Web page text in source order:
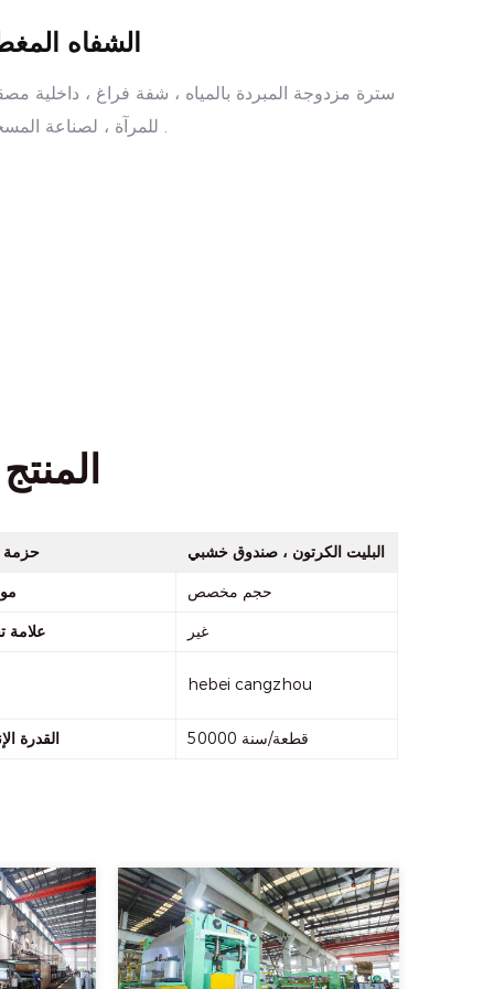
الشفاه
سترة مزدوجة المبردة بالمياه ، شفة فراغ ، داخلية
للمرآة ، لصناعة المسحوق .
المنتج
حزمة
البليت الكرتون ، صندوق خشبي
حجم مخصص
علامة غير
hebei cangzhou
القدرة 50000 قطعة/سنة